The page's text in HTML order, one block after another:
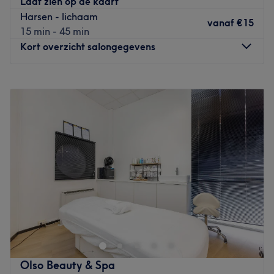
en de beste waxervaring.
Harsen - lichaam
15 min - 45 min
vanaf €15
Kort overzicht salongegevens
09:00–17:00
Donderdag
17:00
Vrijdag
09:00–
17:00
Zaterdag
09:00
17:00
Zondag
Gesloten
Bij Boutique Coiffure kan je terecht voor hand- en
voetverzorging en ontharingen. De salonnaam is zo gek
nog niet, want dit salon vind je in een kapperszaak in het
centrum van Antwerpen. Yelena is vaardig met het zetten
van gel- en acrylnagels en gellak, maar daarnaast
verzorgt ze manicures, pedicures en ontharingen. Breid je
Olso Beauty & Spa